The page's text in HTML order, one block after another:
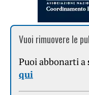
Vuoi rimuovere le
Puoi abbonarti a
qui